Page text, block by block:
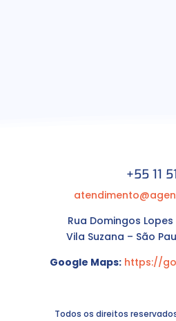
+55 11
Rua Domingos Lopes
Vila Suzana – São
Google Maps: https://
Todos os direitos